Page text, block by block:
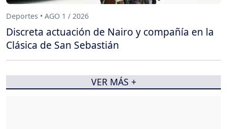
Deportes • AGO 1 / 2026
Discreta actuación de Nairo y compañía en la
Clásica de San Sebastián
VER MÁS +